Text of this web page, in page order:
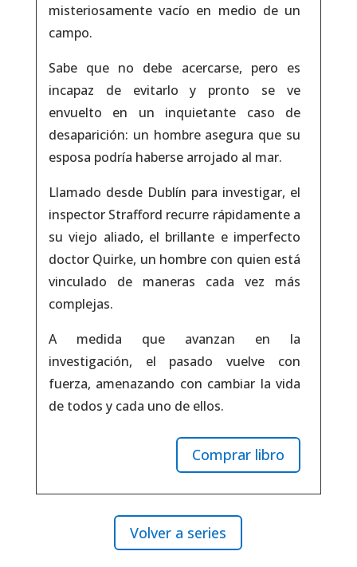
misteriosamente vacío en medio de un
campo.
Sabe que no debe acercarse, pero es
incapaz de evitarlo y pronto se ve
envuelto en un inquietante caso de
desaparición: un hombre asegura que su
esposa podría haberse arrojado al mar.
Llamado desde Dublín para investigar, el
inspector Strafford recurre rápidamente a
su viejo aliado, el brillante e imperfecto
doctor Quirke, un hombre con quien está
vinculado de maneras cada vez más
complejas.
A medida que avanzan en la
investigación, el pasado vuelve con
fuerza, amenazando con cambiar la vida
de todos y cada uno de ellos.
Comprar libro
Volver a series